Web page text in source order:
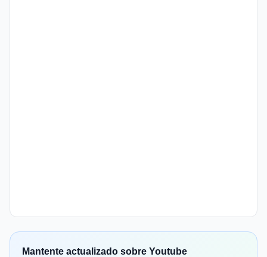
Mantente actualizado sobre Youtube